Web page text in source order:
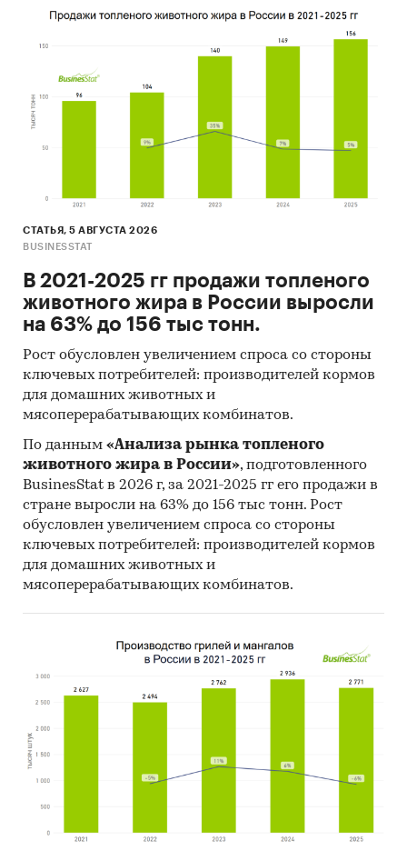
СТАТЬЯ, 5 АВГУСТА 2026
BUSINESSTAT
В 2021-2025 гг продажи топленого
животного жира в России выросли
на 63% до 156 тыс тонн.
Рост обусловлен увеличением спроса со стороны
ключевых потребителей: производителей кормов
для домашних животных и
мясоперерабатывающих комбинатов.
По данным «Анализа рынка топленого
животного жира в России», подготовленного
BusinesStat в 2026 г, за 2021-2025 гг его продажи в
стране выросли на 63% до 156 тыс тонн. Рост
обусловлен увеличением спроса со стороны
ключевых потребителей: производителей кормов
для домашних животных и
мясоперерабатывающих комбинатов.